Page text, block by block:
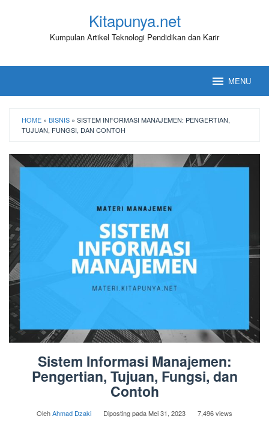
Kitapunya.net
Kumpulan Artikel Teknologi Pendidikan dan Karir
MENU
HOME » BISNIS » SISTEM INFORMASI MANAJEMEN: PENGERTIAN,
TUJUAN, FUNGSI, DAN CONTOH
Sistem Informasi Manajemen:
Pengertian, Tujuan, Fungsi, dan
Contoh
OlehAhmad Dzaki Diposting padaMei 31, 2023 7,496 views